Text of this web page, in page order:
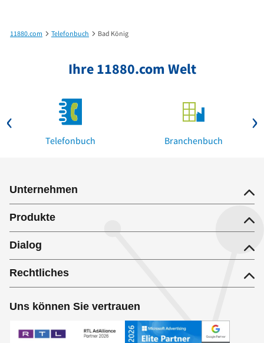
11880.com Telefonbuch Bad König
Ihre 11880.com Welt
Telefonbuch Branchenbuch
Unternehmen
Produkte
Dialog
Rechtliches
Uns können Sie vertrauen